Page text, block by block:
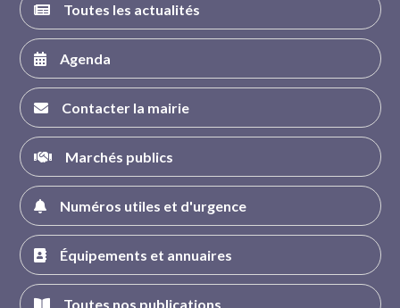
Toutes les actualités
Agenda
Contacter la mairie
Marchés publics
Numéros utiles et d'urgence
Équipements et annuaires
Toutes nos publications